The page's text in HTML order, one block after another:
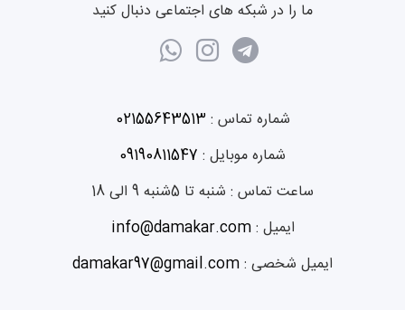
ما را در شبکه های اجتماعی دنبال کنید
شماره تماس : 02155643513
شماره موبایل : 09190811547
ساعت تماس : شنبه تا 5شنبه 9 الی 18
ایمیل :info@damakar.com
ایمیل شخصی : damakar97@gmail.com